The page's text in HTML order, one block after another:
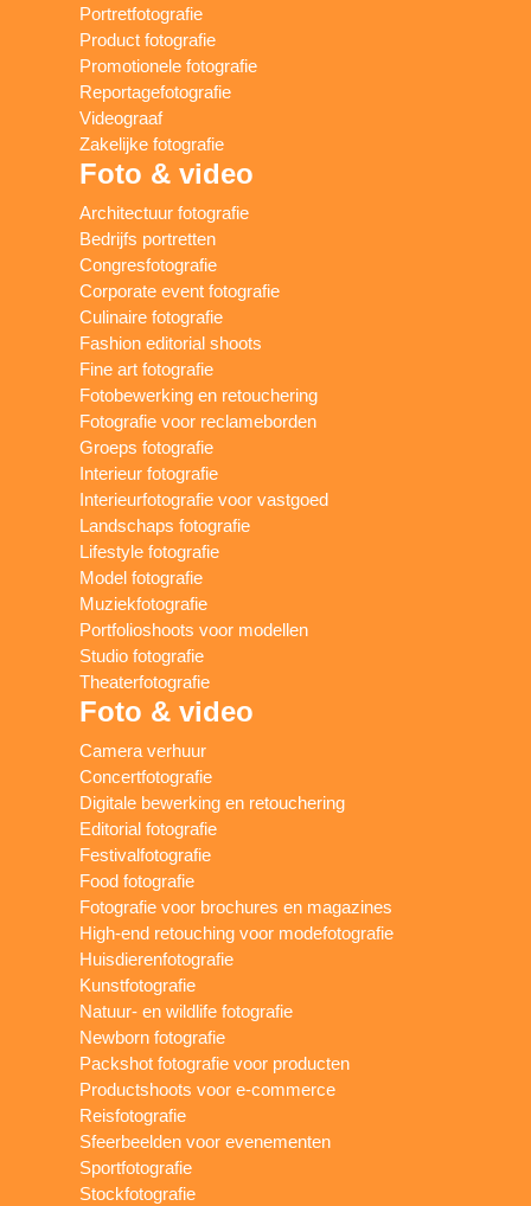
Portretfotografie
Product fotografie
Promotionele fotografie
Reportagefotografie
Videograaf
Zakelijke fotografie
Foto & video
Architectuur fotografie
Bedrijfs portretten
Congresfotografie
Corporate event fotografie
Culinaire fotografie
Fashion editorial shoots
Fine art fotografie
Fotobewerking en retouchering
Fotografie voor reclameborden
Groeps fotografie
Interieur fotografie
Interieurfotografie voor vastgoed
Landschaps fotografie
Lifestyle fotografie
Model fotografie
Muziekfotografie
Portfolioshoots voor modellen
Studio fotografie
Theaterfotografie
Foto & video
Camera verhuur
Concertfotografie
Digitale bewerking en retouchering
Editorial fotografie
Festivalfotografie
Food fotografie
Fotografie voor brochures en magazines
High-end retouching voor modefotografie
Huisdierenfotografie
Kunstfotografie
Natuur- en wildlife fotografie
Newborn fotografie
Packshot fotografie voor producten
Productshoots voor e-commerce
Reisfotografie
Sfeerbeelden voor evenementen
Sportfotografie
Stockfotografie